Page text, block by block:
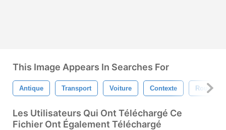
This Image Appears In Searches For
Antique Transport Voiture Contexte Roue
Les Utilisateurs Qui Ont Téléchargé Ce
Fichier Ont Également Téléchargé